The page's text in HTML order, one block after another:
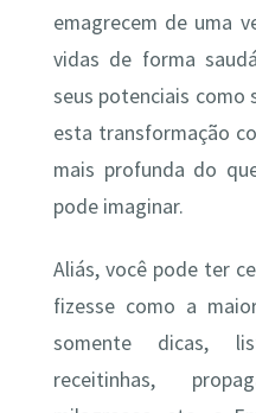
emagrecem de uma
vidas de forma
seus potenciais como
esta transformação
mais profunda do
pode imaginar.
Aliás, você pode ter
fizesse como a
somente dicas,
receitinhas,